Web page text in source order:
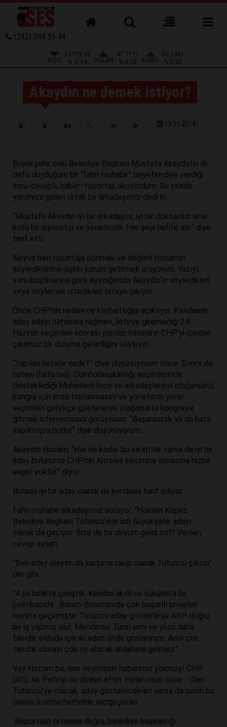
(242) 244 55 44
BIST
13779.39
% -0,14
DOLAR
47.7111
% 0,18
EURO
55.1881
% 0,32
Akaydın ne demek istiyor?
A- A A+ 13.11.2018
Büyükşehir eski Belediye Başkanı Mustafa Akaydın’ın ilk
defa duyduğum bir “fahri muhabir” beyefendiye verdiği
soru-cevaplı, haber–röportajı okuyordum. Bu sırada
yanımıza gelen ortak bir arkadaşımız dedi ki;
“Mustafa Akaydın iyi bir arkadaştır, iyi bir doktordur ama
kötü bir siyasetçi ve yöneticidir. Her şeyi hafife alır” diye
tarif etti.
Neyse ben röportaja dönmek ve değerli Hocamın
söylediklerine ilişkin yorum getirmek istiyorum. Yazıyı;
soru başlıklarına göre ayırdığımda Akaydın’ın söyledikleri
veya söylemek istedikleri ortaya çıkıyor.
Önce CHP’nin neden oy kaybettiğini açıklıyor. Kendisinin
aday adayı olmasına rağmen, listeye giremediği 24
Haziran seçimleri sonrası yapılan hataların CHP’yi içinden
çıkılmaz bir duruma getirdiğini söylüyor.
“Yapılan hatalar nedir?” diye düşünüyorum önce. Sonra da
hatayı (hata ise) Cumhurbaşkanlığı seçimlerinde
desteklediği Muharrem İnce ve arkadaşlarının olağanüstü
kongre için imza toplanmasını ve yönetimin yerel
seçimleri gerekçe göstererek olağanüstü kongreye
gitmek istememesini görüyorum. “Başarısızlık ya da hata
yapılmışsa budur” diye düşünüyorum.
Akaydın Hocam; “Her ne kadar bu sıkıntılar varsa da iyi bir
aday bulunursa CHP’nin Antalya seçimine almasına hiçbir
engel yoktur” diyor.
Burada iyi bir aday olarak da kendisini tarif ediyor.
Fahri muhabir arkadaşımız soruyor: “Hocam Kepez
Belediye Başkanı Tütüncü’nün adı Büyükşehir adayı
olarak da geçiyor. Size de bir duyum geldi mi?” Verilen
cevap aynen;
“Ben aday olayım da karşıma rakip olarak Tütüncü çıksın”
der gibi.
“4 yıl birlikte çalıştık. Kendisi akıllı ve sükûnetli bir
politikacıdır. Benim dönemimde çok başarılı projeleri
hayata geçirmiştir. Tütüncü aday gösterilirse AKP doğru
bir iş yapmış olur. Menderes Türel ismi ve yüzü daha
tanıdık olduğu için iki adım önde görüyorum. Ama çok
tanıdık olması çok oy alacak anlamına gelmez.”
Vay Hocam be, sen neymişsin haberimiz yokmuş! CHP
bitti, Ak Parti’yi de dizayn ettin. Helal olsun sana… Olan
Tütüncü’ye olacak, aday gösterecekleri varsa da senin bu
önerin üzerine herhalde vazgeçerler…
Röportajın ortasına doğru, belediye başkanlığı